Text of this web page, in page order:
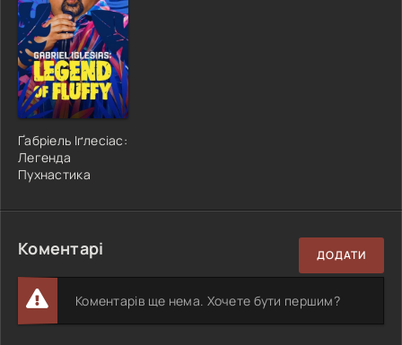
Ґабріель Іґлесіас:
Легенда
Пухнастика
Коментарі ДОДАТИ
Коментарів ще нема. Хочете бути першим?